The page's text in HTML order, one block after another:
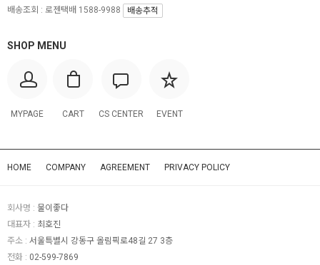
SHOP MENU
MYPAGE CART CS CENTER EVENT
배송조회 : 로젠택배 1588-9988
배송추적
HOME COMPANY AGREEMENT PRIVACY POLICY
회사명 : 물이좋다
대표자 : 최호진
주소 : 서울특별시 강동구 올림픽로48길 27 3층
전화 : 02-599-7869